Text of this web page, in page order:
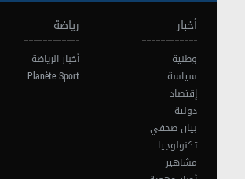
أخبار
وطنية
سياسة
إقتصاد
دولية
بيان صحفي
تكنولوجيا
مشاهير
رياضة
أخبار الرياضة
Planète Sport